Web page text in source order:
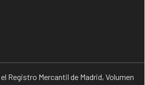
Registro Mercantil de Madrid, Volumen